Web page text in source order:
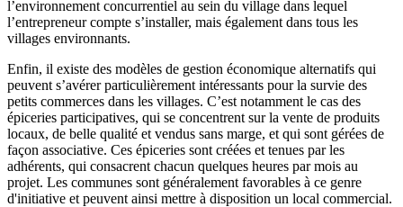
l’environnement concurrentiel au sein du village dans lequel
l’entrepreneur compte s’installer, mais également dans tous les
villages environnants.
Enfin, il existe des modèles de gestion économique alternatifs qui
peuvent s’avérer particulièrement intéressants pour la survie des
petits commerces dans les villages. C’est notamment le cas des
épiceries participatives, qui se concentrent sur la vente de produits
locaux, de belle qualité et vendus sans marge, et qui sont gérées de
façon associative. Ces épiceries sont créées et tenues par les
adhérents, qui consacrent chacun quelques heures par mois au
projet. Les communes sont généralement favorables à ce genre
d'initiative et peuvent ainsi mettre à disposition un local commercial.